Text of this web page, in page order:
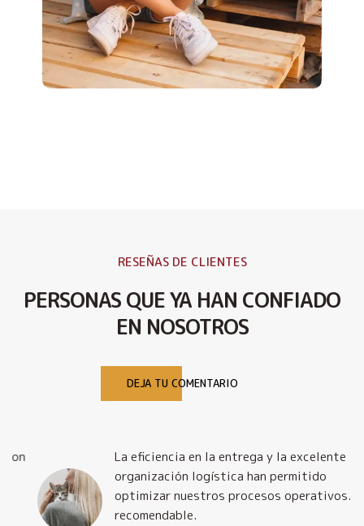
RESEÑAS DE CLIENTES
PERSONAS QUE YA HAN CONFIADO
EN NOSOTROS
DEJA TU COMENTARIO
La eficiencia en la entrega y la excelente
organización logística han permitido
optimizar nuestros procesos operativos. Muy
recomendable.